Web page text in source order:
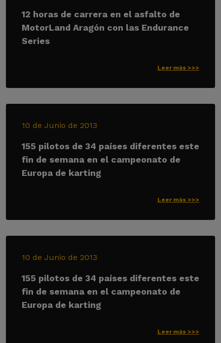
12 horas de carrera en el asfalto de
MotorLand Aragón con las Endurance
Series
Leer más >>>
10 de Junio de 2013
155 pilotos de 34 países diferentes este
fin de semana en el campeonato de
Europa de karting
Leer más >>>
10 de Junio de 2013
155 pilotos de 34 países diferentes este
fin de semana en el campeonato de
Europa de karting
Leer más >>>